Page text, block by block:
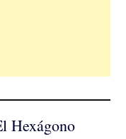
Hexágono